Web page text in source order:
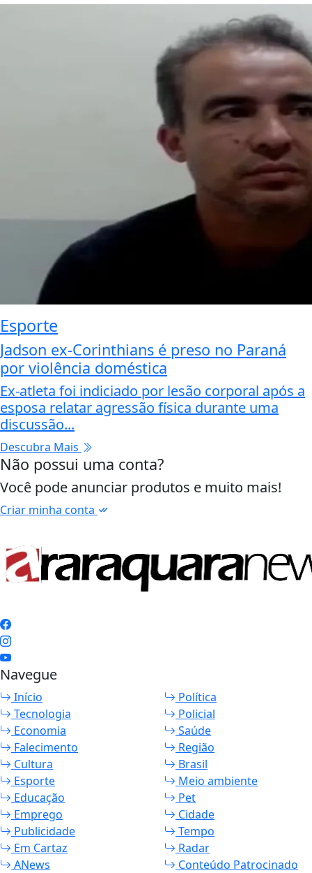
Esporte
Jadson ex-Corinthians é preso no Paraná
por violência doméstica
Ex-atleta foi indiciado por lesão corporal após a
esposa relatar agressão física durante uma
discussão...
Descubra Mais
Não possui uma conta?
Você pode anunciar produtos e muito mais!
Criar minha conta
Navegue
Início
Política
Tecnologia
Policial
Economia
Saúde
Falecimento
Região
Cultura
Brasil
Esporte
Meio ambiente
Educação
Pet
Emprego
Cidade
Publicidade
Tempo
Em Cartaz
Radar
ANews
Conteúdo Patrocinado